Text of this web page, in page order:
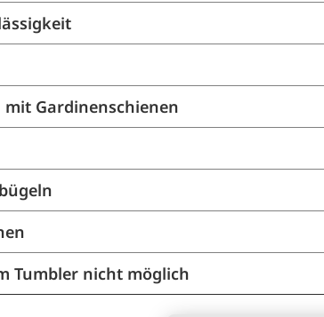
Gardinenschienen
Tumbler nicht möglich